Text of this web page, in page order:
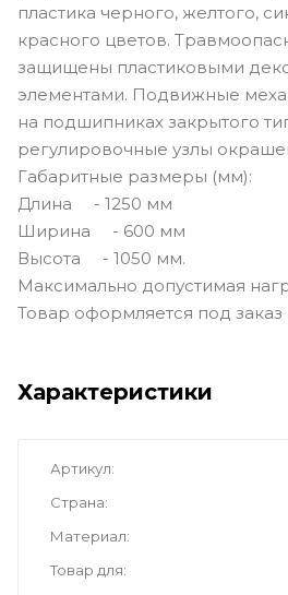
пластика черного, желтого,
красного цветов.
защищены пластиковыми
элементами. Подвижные
на подшипниках закрытого
регулировочные узлы
Габаритные размеры (мм):
Длина - 1250 мм
Ширина - 600 мм
Высота - 1050 мм.
Максимально допустимая
Товар оформляется под заказ
Характеристики
Артикул
Страна
Материал
Товар для